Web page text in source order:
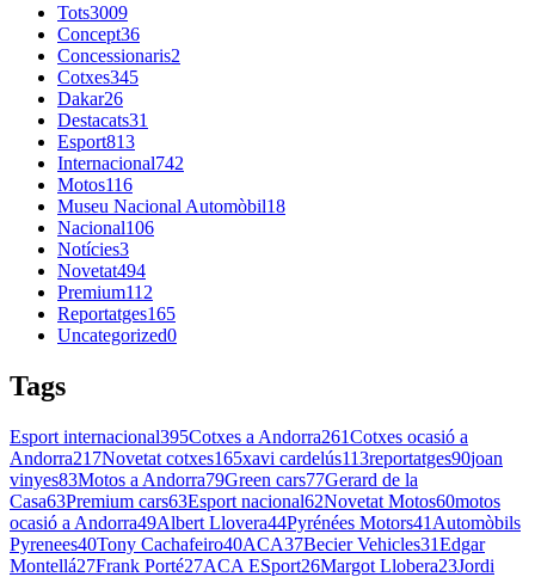
Tots3009
Concept36
Concessionaris2
Cotxes345
Dakar26
Destacats31
Esport813
Internacional742
Motos116
Museu Nacional Automòbil18
Nacional106
Notícies3
Novetat494
Premium112
Reportatges165
Uncategorized0
Tags
Esport internacional395Cotxes a Andorra261Cotxes ocasió a
Andorra217Novetat cotxes165xavi cardelús113reportatges90joan
vinyes83Motos a Andorra79Green cars77Gerard de la
Casa63Premium cars63Esport nacional62Novetat Motos60motos
ocasió a Andorra49Albert Llovera44Pyrénées Motors41 Automòbils
Pyrenees40Tony Cachafeiro40ACA37Becier Vehicles31Edgar
Montellá27Frank Porté27ACA ESport26Margot Llobera23Jordi